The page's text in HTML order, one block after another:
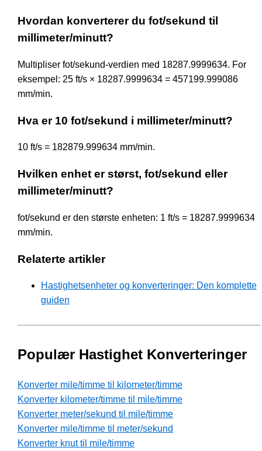
Hvordan konverterer du fot/sekund til
millimeter/minutt?
Multipliser fot/sekund-verdien med 18287.9999634. For
eksempel: 25 ft/s × 18287.9999634 = 457199.999086
mm/min.
Hva er 10 fot/sekund i millimeter/minutt?
10 ft/s = 182879.999634 mm/min.
Hvilken enhet er størst, fot/sekund eller
millimeter/minutt?
fot/sekund er den største enheten: 1 ft/s = 18287.9999634
mm/min.
Relaterte artikler
Hastighetsenheter og konverteringer: Den komplette
guiden
Populær Hastighet Konverteringer
Konverter mile/timme til kilometer/timme
Konverter kilometer/timme til mile/timme
Konverter meter/sekund til mile/timme
Konverter mile/timme til meter/sekund
Konverter knut til mile/timme